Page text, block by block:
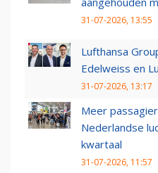
31-07-2026, 13:55
Lufthansa
Edelweiss en
31-07-2026, 13:17
Meer
Nederlandse
kwartaal
31-07-2026, 11:57